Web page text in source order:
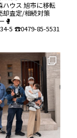
ハウス 旭市に移転
査定/相続対策
🥊
5 ☎️0479-85-5531